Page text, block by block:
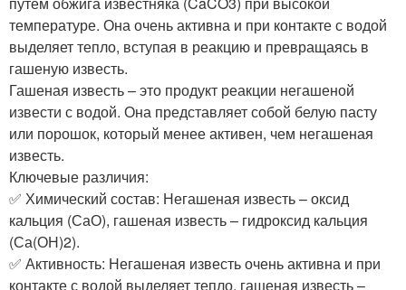
температуре. Она очень активна и при контакте с водой
выделяет тепло, вступая в реакцию и превращаясь в
гашеную известь.
Гашеная известь – это продукт реакции негашеной
извести с водой. Она представляет собой белую пасту
или порошок, который менее активен, чем негашеная
известь.
Ключевые различия:
✅ Химический состав: Негашеная известь – оксид
кальция (СаО), гашеная известь – гидроксид кальция
(Са(ОН)2).
✅ Активность: Негашеная известь очень активна и при
контакте с водой выделяет тепло, гашеная известь –